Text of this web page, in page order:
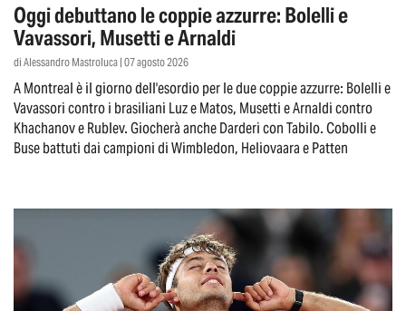
Oggi debuttano le coppie azzurre: Bolelli e
Vavassori, Musetti e Arnaldi
di Alessandro Mastroluca | 07 agosto 2026
A Montreal è il giorno dell'esordio per le due coppie azzurre: Bolelli e
Vavassori contro i brasiliani Luz e Matos, Musetti e Arnaldi contro
Khachanov e Rublev. Giocherà anche Darderi con Tabilo. Cobolli e
Buse battuti dai campioni di Wimbledon, Heliovaara e Patten